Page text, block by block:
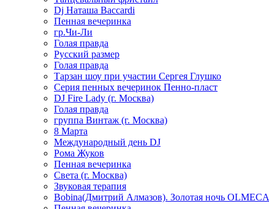
Dj Наташа Baccardi
Пенная вечеринка
гр.Чи-Ли
Голая правда
Русский размер
Голая правда
Тарзан шоу при участии Сергея Глушко
Серия пенных вечеринок Пенно-пласт
DJ Fire Lady (г. Москва)
Голая правда
группа Винтаж (г. Москва)
8 Марта
Международный день DJ
Рома Жуков
Пенная вечеринка
Света (г. Москва)
Звуковая терапия
Bobina(Дмитрий Алмазов). Золотая ночь OLMECA